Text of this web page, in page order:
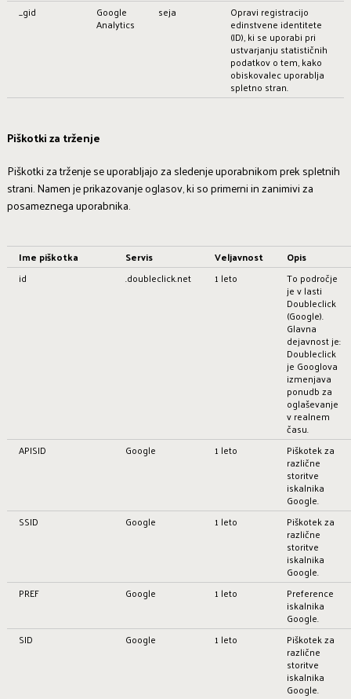
_gid
Google
Analytics
seja Opravi registracijo
edinstvene identitete
(ID), ki se uporabi pri
ustvarjanju statističnih
podatkov o tem, kako
obiskovalec uporablja
spletno stran.
Piškotki za trženje
Piškotki za trženje se uporabljajo za sledenje uporabnikom prek spletnih
strani. Namen je prikazovanje oglasov, ki so primerni in zanimivi za
posameznega uporabnika.
Ime piškotka Servis Veljavnost
Opis
id
.doubleclick.net 1 leto To področje
je v lasti
Doubleclick
(Google).
Glavna
dejavnost je:
Doubleclick
je Googlova
izmenjava
ponudb za
oglaševanje
v realnem
času.
APISID
Google 1 leto Piškotek za
različne
storitve
iskalnika
Google.
SSID
Google 1 leto Piškotek za
različne
storitve
iskalnika
Google.
PREF
Google 1 leto Preference
iskalnika
Google.
SID
Google 1 leto Piškotek za
različne
storitve
iskalnika
Google.